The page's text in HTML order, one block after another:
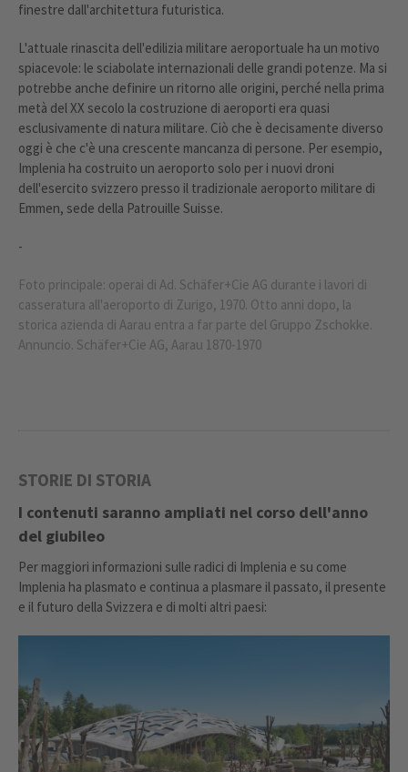
powered byUsercentrics Consent
Management Platform
finestre dall'architettura futuristica.
L'attuale rinascita dell'edilizia militare aeroportuale ha un motivo
spiacevole: le sciabolate internazionali delle grandi potenze. Ma si
potrebbe anche definire un ritorno alle origini, perché nella prima
metà del XX secolo la costruzione di aeroporti era quasi
esclusivamente di natura militare. Ciò che è decisamente diverso
oggi è che c'è una crescente mancanza di persone. Per esempio,
Implenia ha costruito un aeroporto solo per i nuovi droni
dell'esercito svizzero presso il tradizionale aeroporto militare di
Emmen, sede della Patrouille Suisse.
-
Foto principale: operai di Ad. Schäfer+Cie AG durante i lavori di
casseratura all'aeroporto di Zurigo, 1970. Otto anni dopo, la
storica azienda di Aarau entra a far parte del Gruppo Zschokke.
Annuncio. Schäfer+Cie AG, Aarau 1870-1970
STORIE DI STORIA
I contenuti saranno ampliati nel corso dell'anno
del giubileo
Per maggiori informazioni sulle radici di Implenia e su come
Implenia ha plasmato e continua a plasmare il passato, il presente
e il futuro della Svizzera e di molti altri paesi: